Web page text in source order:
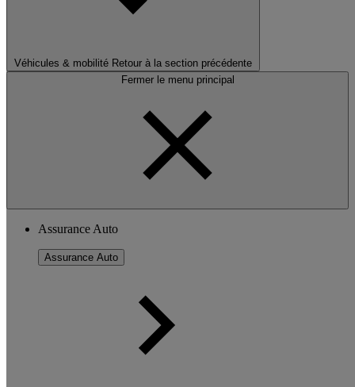
Véhicules & mobilité Retour à la section précédente
Fermer le menu principal
Assurance Auto
Assurance Auto